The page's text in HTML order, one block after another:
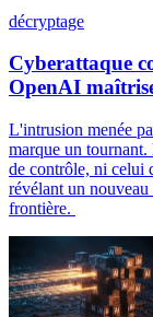
décryptage
Cyberattaque
OpenAI
L'intrusion menée
marque un
de contrôle, ni celui
révélant un
frontière.